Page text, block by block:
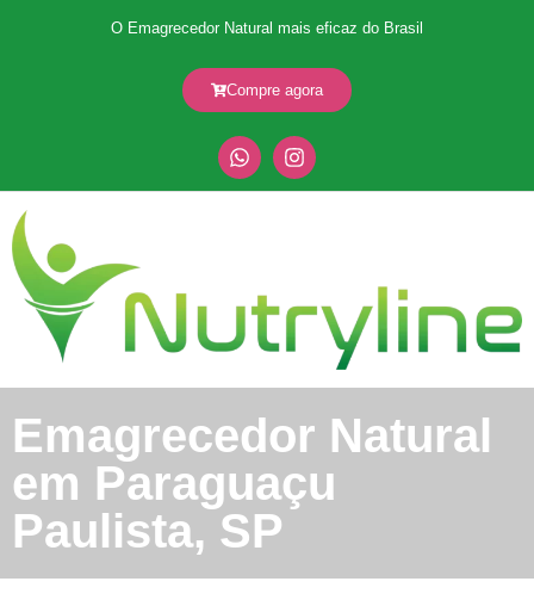
O Emagrecedor Natural mais eficaz do Brasil
Compre agora
Emagrecedor Natural
em Paraguaçu
Paulista, SP